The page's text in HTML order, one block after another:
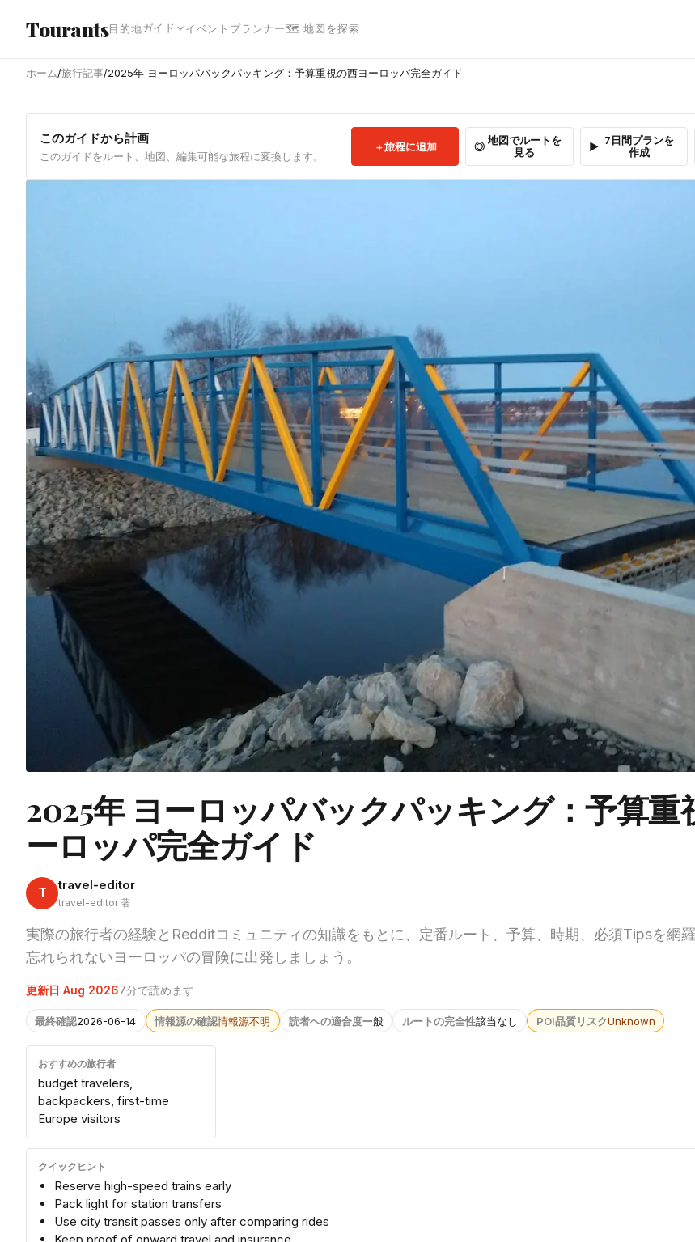
Tourants目的地ガイド イベント プランナー🗺 地図を探索
ホーム/旅行記事/2025年 ヨーロッパバックパッキング：予算重視の西ヨーロッパ完全ガイド
このガイドから計画
このガイドをルート、地図、編集可能な旅程に変換します。
旅程に追加
地図でルートを
見る
7日間プランを
作成
2025年 ヨーロッパバックパッキング：予算重
ーロッパ完全ガイド
T travel-editor
travel-editor 著
実際の旅行者の経験とRedditコミュニティの知識をもとに、定番ルート、予算、時期、必須Tipsを網羅
忘れられないヨーロッパの冒険に出発しましょう。
更新日 Aug 20267分で読めます
最終確認2026-06-14 情報源の確認情報源不明 読者への適合度一般 ルートの完全性該当なし POI品質リスクUnknown
おすすめの旅行者
budget travelers,
backpackers, first-time
Europe visitors
クイックヒント
Reserve high-speed trains early
Pack light for station transfers
Use city transit passes only after comparing rides